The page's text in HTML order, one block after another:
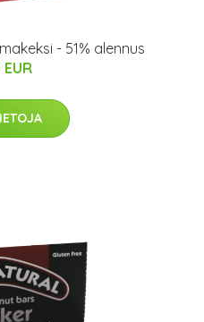
- 51% alennus
EUR